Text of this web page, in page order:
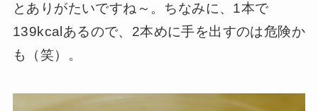
とありがたいですね～。ちなみに、1本で
139kcalあるので、2本めに手を出すのは危険か
も（笑）。